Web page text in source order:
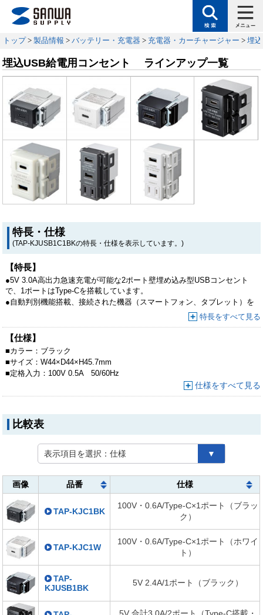
トップ > 製品情報 > バッテリー・充電器 > 充電器・カーチャージャー > 埋
埋込USB給電用コンセント ラインアップ一覧
特長・仕様
(TAP-KJUSB1C1BKの特長・仕様を表示しています。)
【特長】
●5V 3.0A高出力急速充電が可能な2ポート壁埋め込み型USBコンセント
で、1ポートはType-Cを搭載しています。
●自動判別機能搭載、接続された機器（スマートフォン、タブレット）を
●空港、ホテル、飲食店などの商業施設やオフィス、一般家庭のコンセン
トなどに取り付けが可能です。
※取付け部の奥行きは55mm以上を推奨します。
※電気用品安全法（PSE）技術基準適合品です。
※取付けには電気工事士免許が必要です。一般の方は取付けできません。
特長をすべて見る
【仕様】
■カラー： ブラック
■サイズ：W44×D44×H45.7mm
■定格入力： 100V 0.5A 50/60Hz
仕様をすべて見る
比較表
表示項目を選択：仕様 ▼
画像 品番 仕様
TAP-KJC1BK
100V・0.6A/Type-C×1ポート（ブラッ
ク）
TAP-KJC1W
100V・0.6A/Type-C×1ポート（ホワイ
ト）
TAP-
KJUSB1BK
5V 2.4A/1ポート（ブラック）